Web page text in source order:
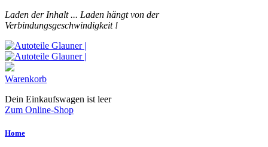
Laden der Inhalt ... Laden hängt von der
Verbindungsgeschwindigkeit !
Warenkorb
Dein Einkaufswagen ist leer
Zum Online-Shop
Home